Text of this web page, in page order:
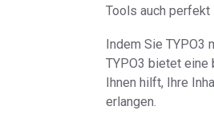
Tools auch perfekt
Indem Sie TYPO3
TYPO3 bietet eine
Ihnen hilft, Ihre
erlangen.